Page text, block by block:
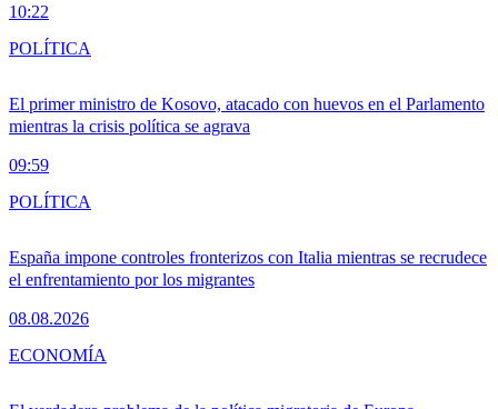
10:22
El primer ministro de Kosovo, atacado con huevos en el Parlamento
mientras la crisis política se agrava
09:59
POLÍTICA
España impone controles fronterizos con Italia mientras se recrudece
el enfrentamiento por los migrantes
08.08.2026
POLÍTICA
ECONOMÍA